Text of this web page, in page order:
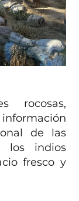
rocosas,
de las
los indios
fresco y